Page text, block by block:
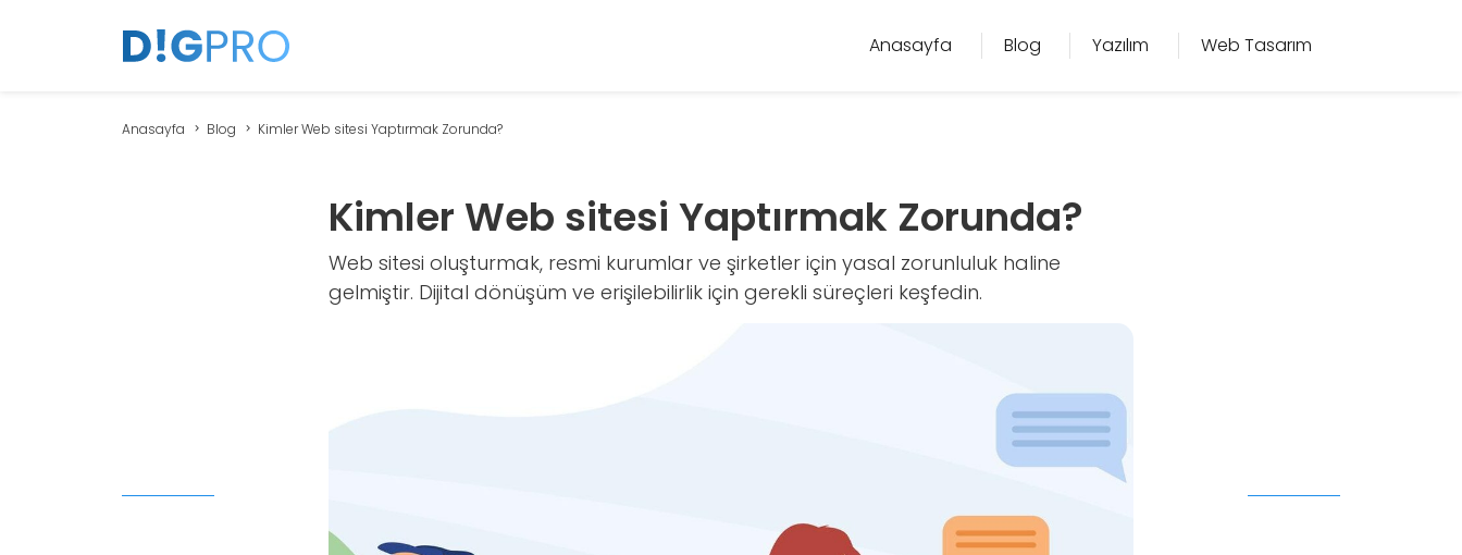
Anasayfa Blog Yazılım Web Tasarım
Anasayfa Blog Kimler Web sitesi Yaptırmak Zorunda?
Kimler Web sitesi Yaptırmak Zorunda?
Web sitesi oluşturmak, resmi kurumlar ve şirketler için yasal zorunluluk haline
gelmiştir. Dijital dönüşüm ve erişilebilirlik için gerekli süreçleri keşfedin.